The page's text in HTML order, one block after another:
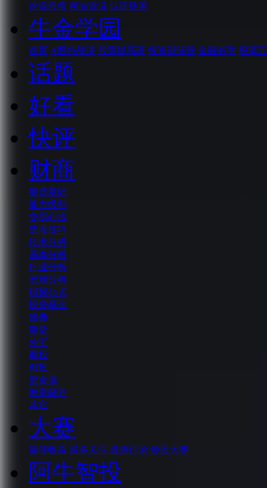
说说股票 精品说说 认证砖家
牛金学园
首页 A股特战课 股票提高班 投资训练营 金融必学 股票
话题
好看
快评
财商
股票基础
能力级别
交易心法
选股技巧
技术分析
基本分析
行业分析
宏观分析
指标公式
投资基金
债券
期货
外汇
期权
创投
贵金属
融资融券
其它
大赛
最佳收益 最多关注 最热讨论 炒股大赛
阿牛智投